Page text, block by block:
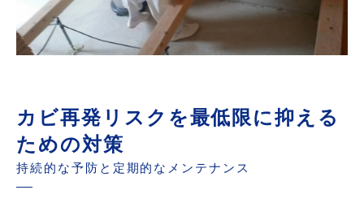
カビ再発リスクを最低限に抑える
ための対策
持続的な予防と定期的なメンテナンス